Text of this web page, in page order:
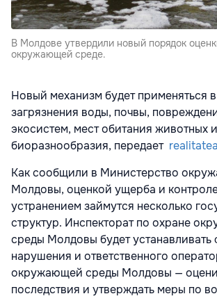
В Молдове утвердили новый порядок
окружающей среде.
Новый механизм будет применяться
загрязнения воды, почвы,
экосистем, мест обитания животных
биоразнообразия, передает
Как сообщили в Министерство
Молдовы, оценкой ущерба и
устранением займутся несколько
структур. Инспекторат по охране
среды Молдовы будет устанавливать
нарушения и ответственного
окружающей среды Молдовы —
последствия и утверждать меры по